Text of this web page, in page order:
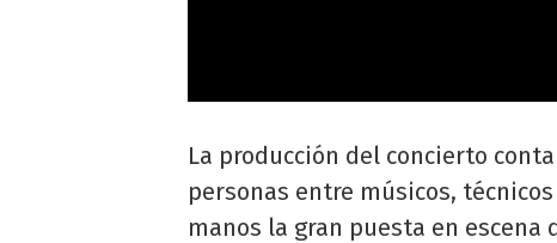
La producción del concierto
personas entre músicos,
manos la gran puesta en